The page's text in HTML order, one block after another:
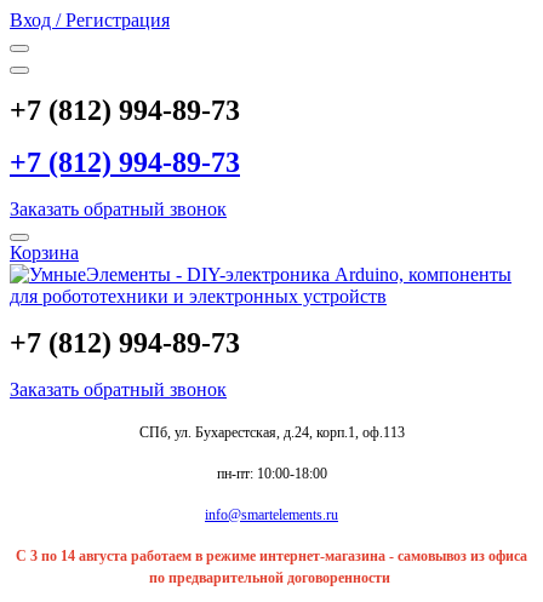
Вход / Регистрация
+7 (812) 994-89-73
+7 (812) 994-89-73
Заказать обратный звонок
Корзина
+7 (812) 994-89-73
Заказать обратный звонок
СПб, ул. Бухарестская, д.24, корп.1, оф.113
пн-пт: 10:00-18:00
info@smartelements.ru
С 3 по 14 августа работаем в режиме интернет-магазина - самовывоз из офиса
по предварительной договоренности